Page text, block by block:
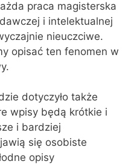
praca magisterska
i intelektualnej
nieuczciwe.
opisać ten fenomen w
dotyczyło także
wpisy będą krótkie i
i bardziej
się osobiste
opisy